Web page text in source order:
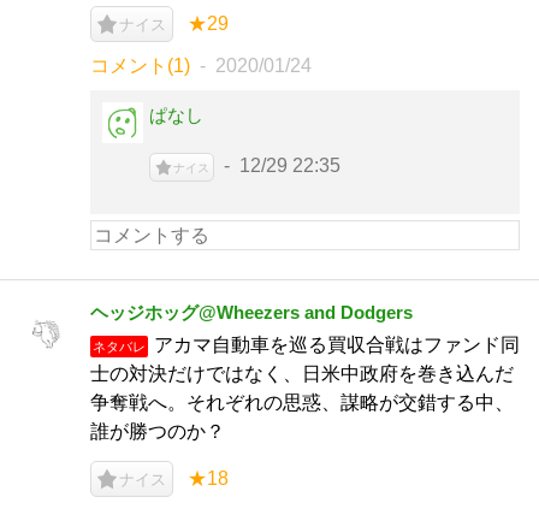
ナイス ★29
コメント(1) 2020/01/24
ぱなし
ナイス 12/29 22:35
ヘッジホッグ@Wheezers and Dodgers
ネタバレ
アカマ自動車を巡る買収合戦はファンド同
士の対決だけではなく、日米中政府を巻き込んだ
争奪戦へ。それぞれの思惑、謀略が交錯する中、
誰が勝つのか？
ナイス ★18